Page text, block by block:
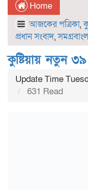
Home
আজকের পত্রিকা,
প্রধান সংবাদ,
কুষ্টিয়ায় নতুন
Update Time
631 Read